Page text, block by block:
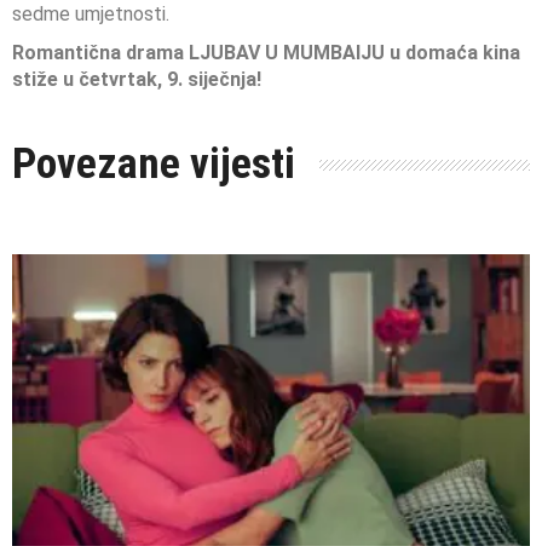
sedme umjetnosti.
Romantična drama LJUBAV U MUMBAIJU u domaća kina
stiže u četvrtak, 9. siječnja!
Povezane vijesti